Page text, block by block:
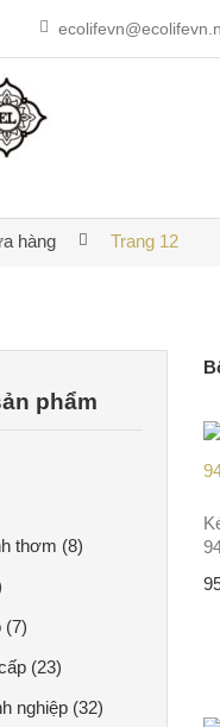
hàng Trang 12
phẩm
thơm (8)
(7)
(23)
nghiệp (32)